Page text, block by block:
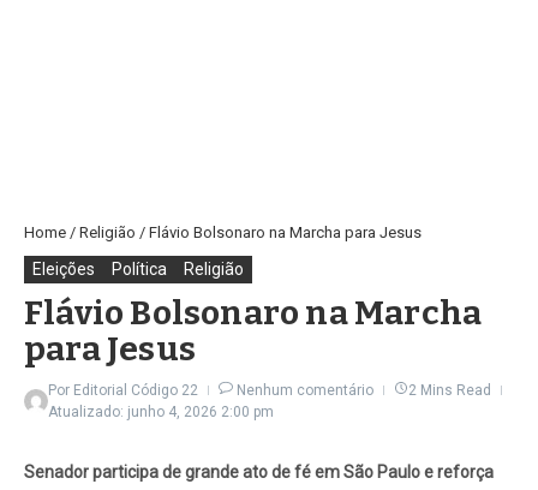
Home / Religião / Flávio Bolsonaro na Marcha para Jesus
Eleições Política Religião
Flávio Bolsonaro na Marcha
para Jesus
Por Editorial Código 22 Nenhum comentário
2 Mins Read
Atualizado: junho 4, 2026 2:00 pm
Senador participa de grande ato de fé em São Paulo e reforça